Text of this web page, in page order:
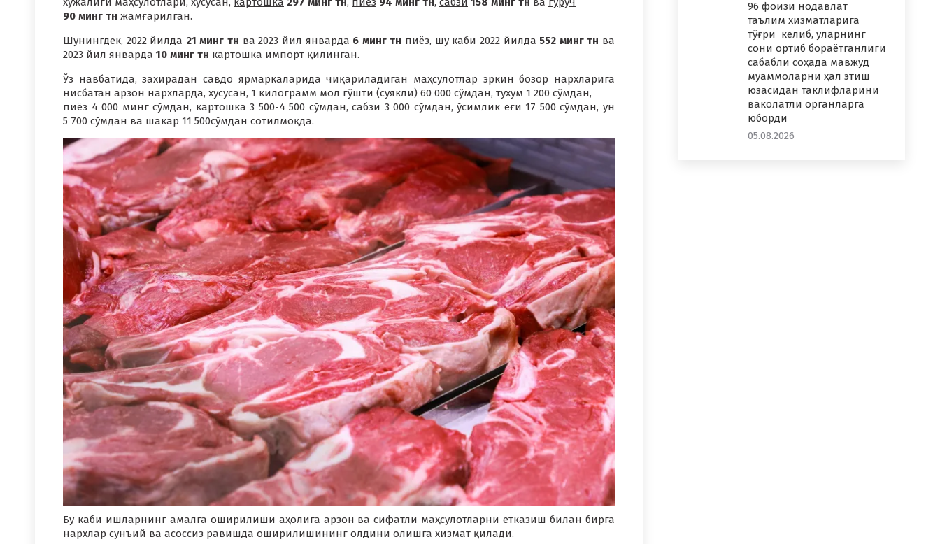
90 минг тн жамғарилган.
Шунингдек, 2022 йилда 21 минг тн ва 2023 йил январда 6 минг тн пиёз, шу каби 2022 йилда552 минг тн ва
2023 йил январда 10 минг тн картошка импорт қилинган.
Ўз навбатида, захирадан савдо ярмаркаларида чиқариладиган маҳсулотлар эркин бозор нархларига
нисбатан арзон нархларда, хусусан, 1 килограмм мол гўшти (суякли) 60 000 сўмдан, тухум 1 200 сўмдан,
пиёз 4 000 минг сўмдан, картошка 3 500-4 500 сўмдан, сабзи 3 000 сўмдан, ўсимлик ёғи 17 500 сўмдан, ун
5 700 сўмдан ва шакар 11 500сўмдан сотилмоқда.
Бу каби ишларнинг амалга оширилиши аҳолига арзон ва сифатли маҳсулотларни етказиш билан бирга
нархлар сунъий ва асоссиз равишда оширилишининг олдини олишга хизмат қилади.
96 фоизи нодавлат
таълим хизматларига
тўғри келиб, уларнинг
сони ортиб бораётганлиги
сабабли соҳада мавжуд
муаммоларни ҳал этиш
юзасидан таклифларини
ваколатли органларга
юборди
05.08.2026